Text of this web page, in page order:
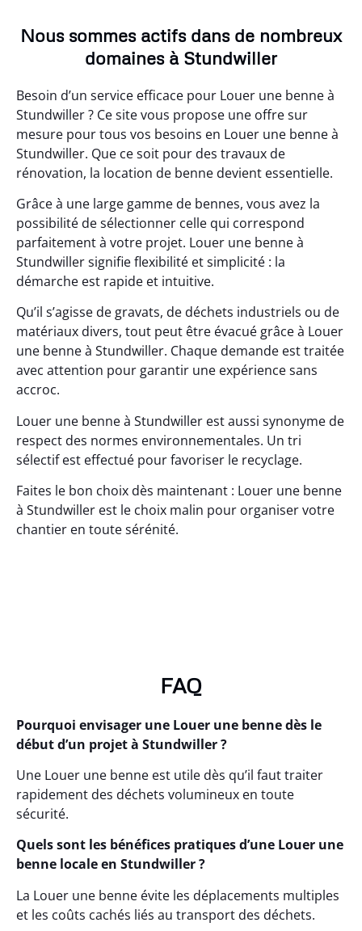
Nous sommes actifs dans de nombreux
domaines à Stundwiller
Besoin d’un service efficace pour Louer une benne à
Stundwiller ? Ce site vous propose une offre sur
mesure pour tous vos besoins en Louer une benne à
Stundwiller. Que ce soit pour des travaux de
rénovation, la location de benne devient essentielle.
Grâce à une large gamme de bennes, vous avez la
possibilité de sélectionner celle qui correspond
parfaitement à votre projet. Louer une benne à
Stundwiller signifie flexibilité et simplicité : la
démarche est rapide et intuitive.
Qu’il s’agisse de gravats, de déchets industriels ou de
matériaux divers, tout peut être évacué grâce à Louer
une benne à Stundwiller. Chaque demande est traitée
avec attention pour garantir une expérience sans
accroc.
Louer une benne à Stundwiller est aussi synonyme de
respect des normes environnementales. Un tri
sélectif est effectué pour favoriser le recyclage.
Faites le bon choix dès maintenant : Louer une benne
à Stundwiller est le choix malin pour organiser votre
chantier en toute sérénité.
FAQ
Pourquoi envisager une Louer une benne dès le
début d’un projet à Stundwiller ?
Une Louer une benne est utile dès qu’il faut traiter
rapidement des déchets volumineux en toute
sécurité.
Quels sont les bénéfices pratiques d’une Louer une
benne locale en Stundwiller ?
La Louer une benne évite les déplacements multiples
et les coûts cachés liés au transport des déchets.